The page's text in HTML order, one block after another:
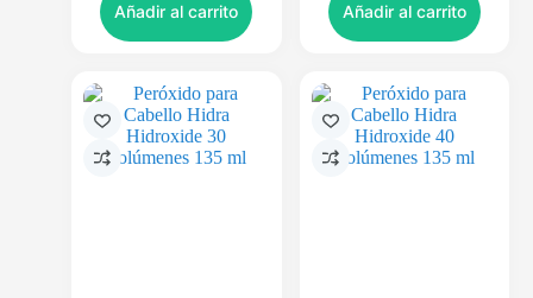
Añadir al carrito Añadir al carrito